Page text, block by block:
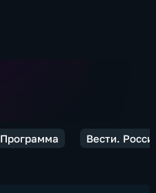
Программа Вести.